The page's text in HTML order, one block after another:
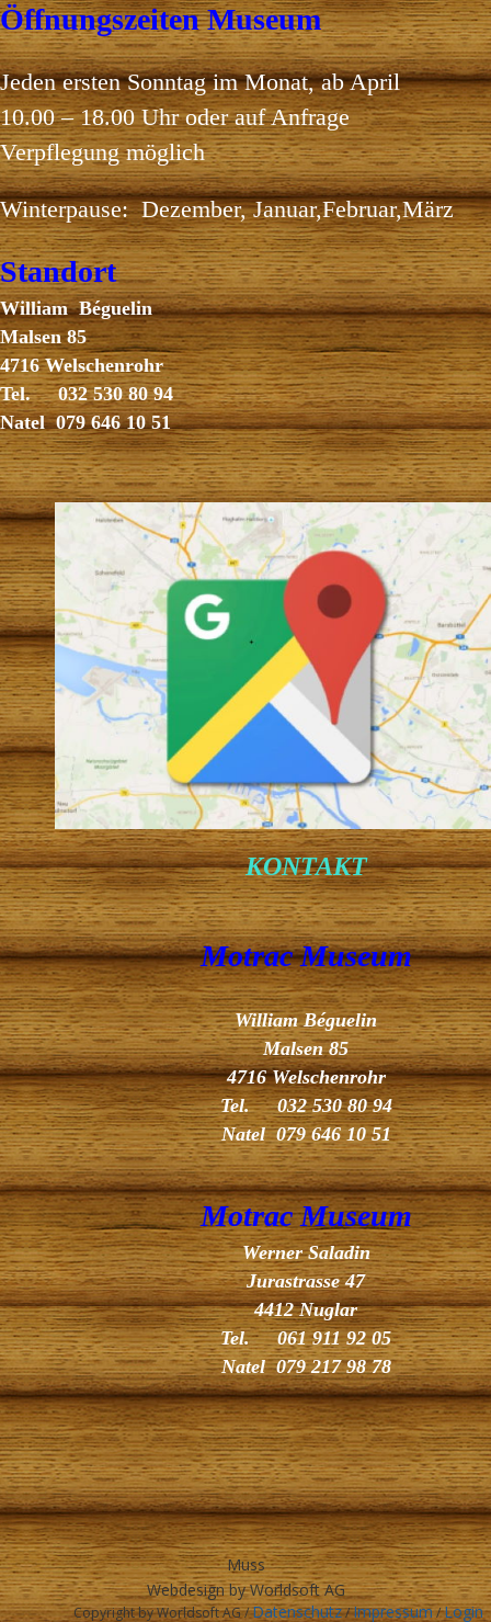
Öffnungszeiten Museum
Jeden ersten Sonntag im Monat, ab April
10.00 – 18.00 Uhr oder auf Anfrage
Verpflegung möglich
Winterpause: Dezember, Januar,Februar,März
Standort
William Béguelin
Malsen 85
4716 Welschenrohr
Tel. 032 530 80 94
Natel 079 646 10 51
KONTAKT
Motrac Museum
William Béguelin
Malsen 85
4716 Welschenrohr
Tel. 032 530 80 94
Natel 079 646 10 51
Motrac Museum
Werner Saladin
Jurastrasse 47
4412 Nuglar
Tel. 061 911 92 05
Natel 079 217 98 78
Muss
Webdesign by Worldsoft AG
Copyright by Worldsoft AG /Datenschutz/Impressum/Login